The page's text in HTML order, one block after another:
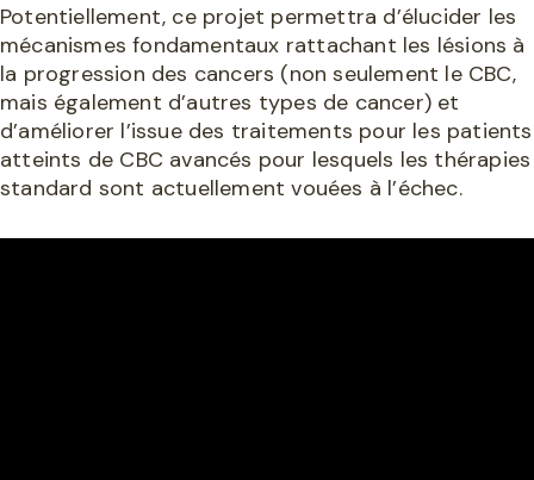
Potentiellement, ce projet permettra d’élucider les
mécanismes fondamentaux rattachant les lésions à
la progression des cancers (non seulement le CBC,
mais également d’autres types de cancer) et
d’améliorer l’issue des traitements pour les patients
atteints de CBC avancés pour lesquels les thérapies
standard sont actuellement vouées à l’échec.